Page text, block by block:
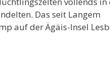
Das seit Langem
auf der Ägäis-Insel